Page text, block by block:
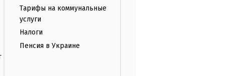
Тарифы на коммунальные
услуги
Налоги
Пенсия в Украине